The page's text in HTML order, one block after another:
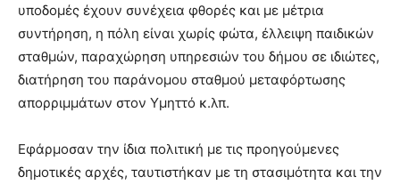
υποδομές έχουν συνέχεια φθορές και με μέτρια
συντήρηση, η πόλη είναι χωρίς φώτα, έλλειψη παιδικών
σταθμών, παραχώρηση υπηρεσιών του δήμου σε ιδιώτες,
διατήρηση του παράνομου σταθμού μεταφόρτωσης
απορριμμάτων στον Υμηττό κ.λπ.
Εφάρμοσαν την ίδια πολιτική με τις προηγούμενες
δημοτικές αρχές, ταυτιστήκαν με τη στασιμότητα και την